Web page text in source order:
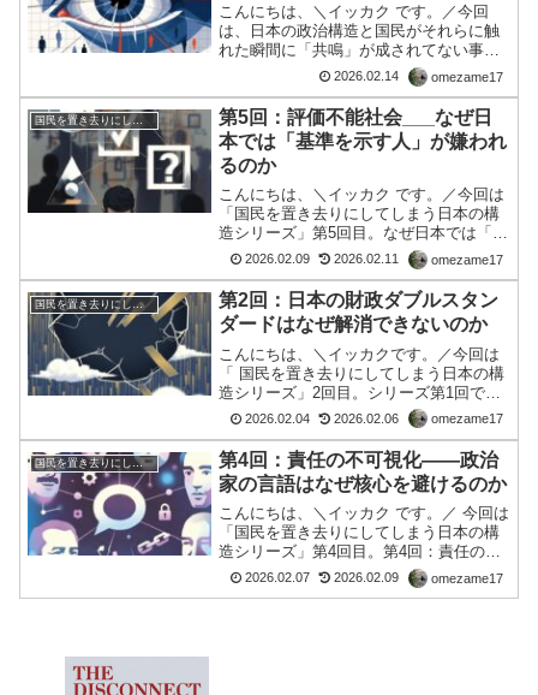
こんにちは、＼イッカク です。／今回
は、日本の政治構造と国民がそれらに触
れた瞬間に「共鳴」が成されてない事実
をどうするか？日本の政治と私たちの距
離 ――共鳴を取り戻すためにはじめに私
たちと政治の間に、いつの間にか大きな
距離ができてしまいまし...
2026.02.14 omezame17
国民を置き去りにしてしまう日本の構造
第5回：評価不能社会___なぜ日
本では「基準を示す人」が嫌われ
るのか
こんにちは、＼イッカク です。／今回は
「国民を置き去りにしてしまう日本の構
造シリーズ」第5回目。なぜ日本では「基
準を示す人」が嫌われるのかはじめに前
回（第4回）では、「責任の不可視化」と
いう構造を扱った。政治や制度の現場
で、誰が決め、誰が引...
2026.02.09 2026.02.11 omezame17
国民を置き去りにしてしまう日本の構造
第2回：日本の財政ダブルスタン
ダードはなぜ解消できないのか
こんにちは、＼イッカクです。／今回は
「 国民を置き去りにしてしまう日本の構
造シリーズ」2回目。シリーズ第1回で
は、戦後日本の財政制度の分岐点を整理
しました。今回はその続きとして、現代
における「財政ダブルスタンダード」の
構造と、なぜそれが放置...
2026.02.04 2026.02.06 omezame17
国民を置き去りにしてしまう日本の構造
第4回：責任の不可視化――政治
家の言語はなぜ核心を避けるのか
こんにちは、＼イッカク です。／ 今回は
「国民を置き去りにしてしまう日本の構
造シリーズ」第4回目。第4回：責任の不
可視化――政治家の言語はなぜ核心を避
けるのかはじめに第3回では、制度OSと
2026.02.07 2026.02.09 omezame17